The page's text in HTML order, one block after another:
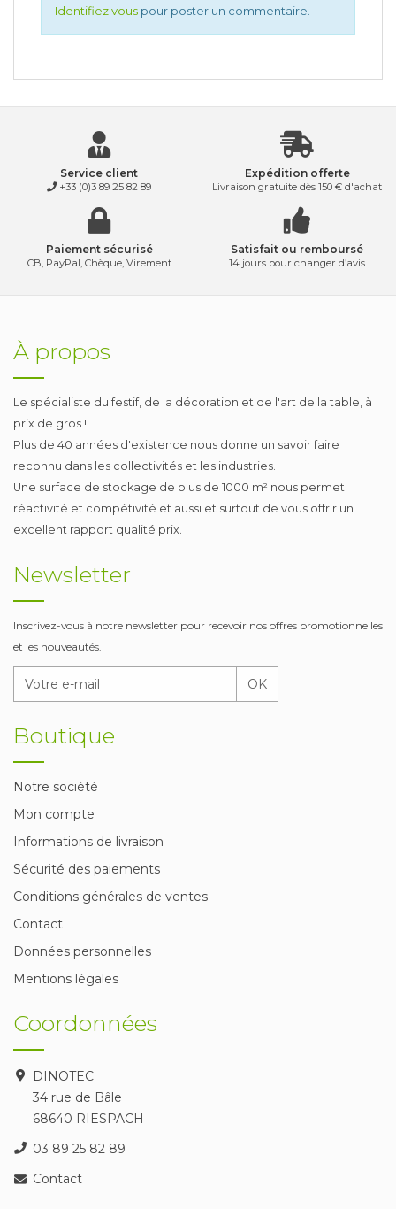
Identifiez vous pour poster un commentaire.
Service client
+33 (0)3 89 25 82 89
Expédition offerte
Livraison gratuite dès 150 € d'achat
Paiement sécurisé
CB, PayPal, Chèque, Virement
Satisfait ou remboursé
14 jours pour changer d’avis
À propos
Le spécialiste du festif, de la décoration et de l'art de la table, à
prix de gros !
Plus de 40 années d'existence nous donne un savoir faire
reconnu dans les collectivités et les industries.
Une surface de stockage de plus de 1000 m² nous permet
réactivité et compétivité et aussi et surtout de vous offrir un
excellent rapport qualité prix.
Newsletter
Inscrivez-vous à notre newsletter pour recevoir nos offres promotionnelles
et les nouveautés.
OK
Boutique
Notre société
Mon compte
Informations de livraison
Sécurité des paiements
Conditions générales de ventes
Contact
Données personnelles
Mentions légales
Coordonnées
DINOTEC
34 rue de Bâle
68640 RIESPACH
03 89 25 82 89
Contact